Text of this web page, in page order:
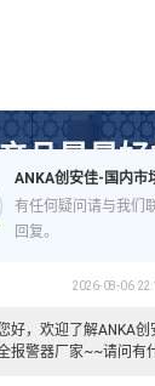
品是最
联系我们
ANKA创安佳-国内市
有任何疑问请与我们
回复。
2026-08-06
好，欢迎了解ANKA
报警器厂家~~请问有